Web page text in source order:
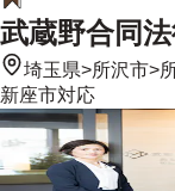
武蔵野合同
埼玉県>所沢市>
新座市対応